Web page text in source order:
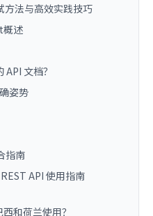
方法与高效实践技巧
概述
文档？
姿势
指南
API 使用指南
和荷兰使用？